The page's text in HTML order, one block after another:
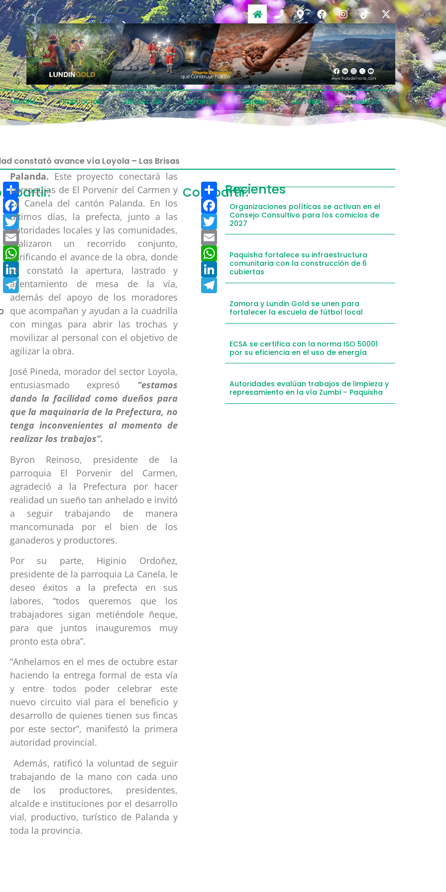
MINERÍA PRODUCCIÓN EDUCACIÓN DEPORTES TURISMO CULTURA SEGURIDAD
constató avance vía Loyola – Las Brisas
Compartir
Facebook
Twitter
Email
WhatsApp
LinkedIn
Telegram
Palanda. Este proyecto conectará las
parroquias de El Porvenir del Carmen y
La Canela del cantón Palanda. En los
últimos días, la prefecta, junto a las
autoridades locales y las comunidades,
realizaron un recorrido conjunto,
verificando el avance de la obra, donde
se constató la apertura, lastrado y
asentamiento de mesa de la vía,
además del apoyo de los moradores
que acompañan y ayudan a la cuadrilla
con mingas para abrir las trochas y
movilizar al personal con el objetivo de
agilizar la obra.
José Pineda, morador del sector Loyola,
entusiasmado expresó “estamos
dando la facilidad como dueños para
que la maquinaria de la Prefectura, no
tenga inconvenientes al momento de
realizar los trabajos”.
Byron Reinoso, presidente de la
parroquia El Porvenir del Carmen,
agradeció a la Prefectura por hacer
realidad un sueño tan anhelado e invitó
a seguir trabajando de manera
mancomunada por el bien de los
ganaderos y productores.
Por su parte, Higinio Ordoñez,
presidente de la parroquia La Canela, le
deseo éxitos a la prefecta en sus
labores, “todos queremos que los
trabajadores sigan metiéndole ñeque,
para que juntos inauguremos muy
pronto esta obra”.
“Anhelamos en el mes de octubre estar
haciendo la entrega formal de esta vía
y entre todos poder celebrar este
nuevo circuito vial para el beneficio y
desarrollo de quienes tienen sus fincas
por este sector”, manifestó la primera
autoridad provincial.
Además, ratificó la voluntad de seguir
trabajando de la mano con cada uno
de los productores, presidentes,
alcalde e instituciones por el desarrollo
vial, productivo, turístico de Palanda y
toda la provincia.
Compartir:
Compartir
Facebook
Twitter
Email
WhatsApp
LinkedIn
Telegram
Recientes
Organizaciones políticas se activan en el
Consejo Consultivo para los comicios de
2027
Paquisha fortalece su infraestructura
comunitaria con la construcción de 6
cubiertas
Zamora y Lundin Gold se unen para
fortalecer la escuela de fútbol local
ECSA se certifica con la norma ISO 50001
por su eficiencia en el uso de energía
Autoridades evalúan trabajos de limpieza y
represamiento en la vía Zumbi – Paquisha